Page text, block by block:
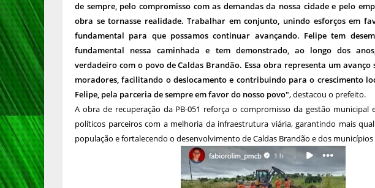
de sempre, pelo compromisso com as demandas da nossa cidade e pelo
obra se tornasse realidade. Trabalhar em conjunto, unindo esforços em
fundamental para que possamos continuar avançando. Felipe tem
fundamental nessa caminhada e tem demonstrado, ao longo dos
verdadeiro com o povo de Caldas Brandão. Essa obra representa um
moradores, facilitando o deslocamento e contribuindo para o crescimento
Felipe, pela parceria de sempre em favor do nosso povo", destacou o prefeito.
A obra de recuperação da PB-051 reforça o compromisso da gestão municipal
políticos parceiros com a melhoria da infraestrutura viária, garantindo mais
população e fortalecendo o desenvolvimento de Caldas Brandão e dos